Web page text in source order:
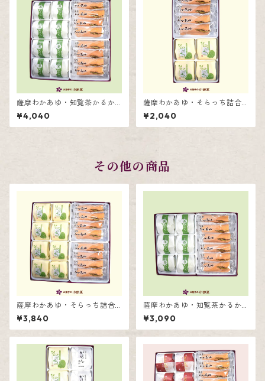
薩摩わかあゆ・知覧茶かるか
ん詰合せ16個入
¥4,040
薩摩わかあゆ・そらっち詰合
せ8個入
¥2,040
その他の商品
薩摩わかあゆ・そらっち詰合
せ16個入
¥3,840
薩摩わかあゆ・知覧茶かるか
ん詰合せ12個入
¥3,090